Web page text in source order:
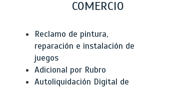
COMERCIO
Reclamo de pintura,
reparación e instalación de
juegos
Adicional por Rubro
Autoliquidación Digital de